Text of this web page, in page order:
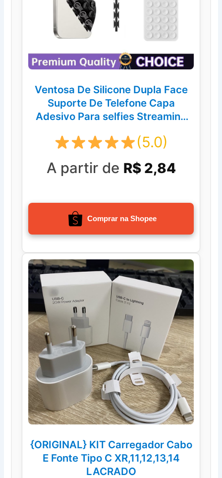
Ventosa De Silicone Dupla Face
Suporte De Telefone Capa
Adesivo Para selfies Streaming
(5.0)
A partir de R$ 2,84
Comprar na Shopee
{ORIGINAL} KIT Carregador Cabo
E Fonte Tipo C XR,11,12,13,14
LACRADO